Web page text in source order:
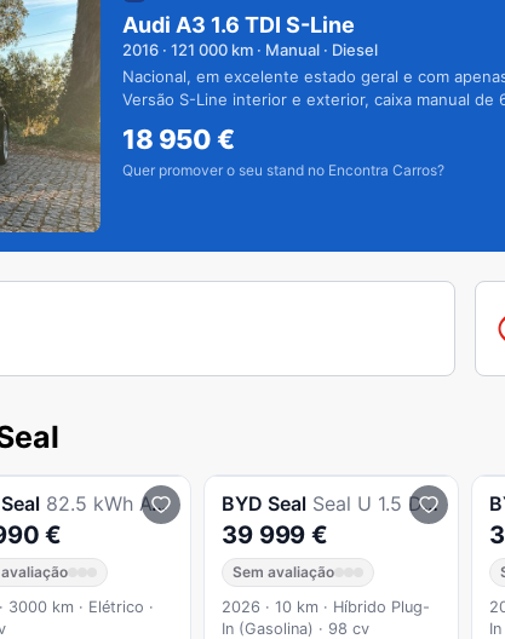
Audi A3 1.6 TDI S-Line
2016 · 121 000 km · Manual · Diesel
Nacional, em excelente estado geral e com
Versão S-Line interior e exterior, caixa manual de
18 950€
Quer promover o seu stand no Encontra Carros?
Seal 82.5 kWh AWD Excellence
€
3000 km · Elétrico ·
BYD Seal Seal U 1.5 Dm-I Boost
39 999 €
Sem avaliação
2026 · 10 km · Híbrido Plug-
In (Gasolina) · 98 cv